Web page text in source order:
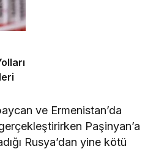
ve Ermenistan’da
Paşinyan’a
Rusya’dan yine kötü